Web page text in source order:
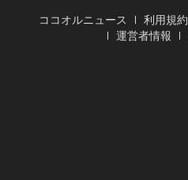
ココオルニュース 利用規約
運営者情報